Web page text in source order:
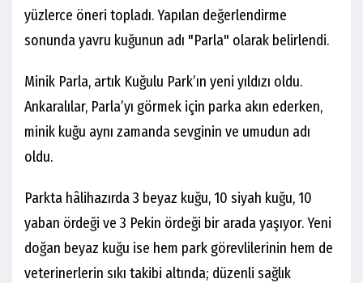
yüzlerce öneri topladı. Yapılan değerlendirme
sonunda yavru kuğunun adı "Parla" olarak belirlendi.
Minik Parla, artık Kuğulu Park’ın yeni yıldızı oldu.
Ankaralılar, Parla’yı görmek için parka akın ederken,
minik kuğu aynı zamanda sevginin ve umudun adı
oldu.
Parkta hâlihazırda 3 beyaz kuğu, 10 siyah kuğu, 10
yaban ördeği ve 3 Pekin ördeği bir arada yaşıyor. Yeni
doğan beyaz kuğu ise hem park görevlilerinin hem de
veterinerlerin sıkı takibi altında; düzenli sağlık